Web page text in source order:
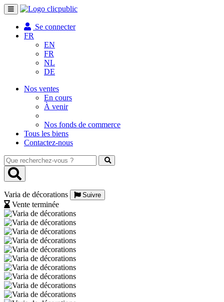
Toggle
navigation
Se connecter
FR
EN
FR
NL
DE
Nos ventes
En cours
À venir
Nos fonds de commerce
Tous les biens
Contactez-nous
Que
recherchez-
vous
Varia de décorations
Suivre
Vente terminée